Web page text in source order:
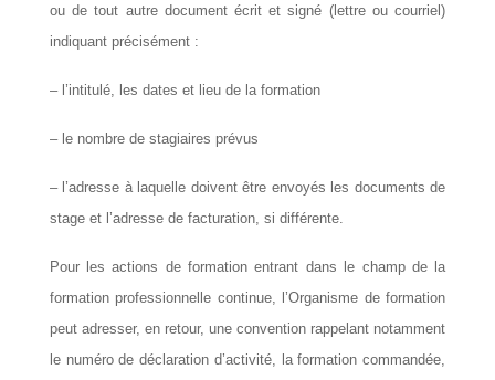
ou de tout autre document écrit et signé (lettre ou courriel)
indiquant précisément :
– l’intitulé, les dates et lieu de la formation
– le nombre de stagiaires prévus
– l’adresse à laquelle doivent être envoyés les documents de
stage et l’adresse de facturation, si différente.
Pour les actions de formation entrant dans le champ de la
formation professionnelle continue, l’Organisme de formation
peut adresser, en retour, une convention rappelant notamment
le numéro de déclaration d’activité, la formation commandée,